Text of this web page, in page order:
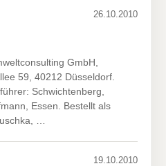
26.10.2010
GmbH,
59, 40212 Düsseldorf.
Schwichtenberg,
Essen. Bestellt als
…
19.10.2010